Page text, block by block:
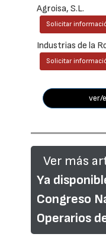
Agroisa, S.L.
Solicitar
Industrias de la
Solicitar
ver/
Ver más
Ya
Congreso
Operarios